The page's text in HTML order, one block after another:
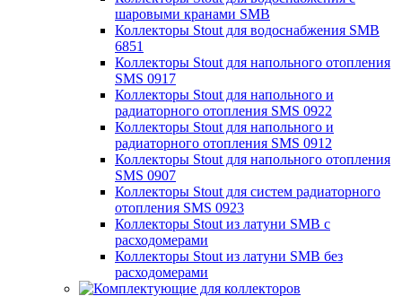
шаровыми кранами SMB
Коллекторы Stout для водоснабжения SMB
6851
Коллекторы Stout для напольного отопления
SMS 0917
Коллекторы Stout для напольного и
радиаторного отопления SMS 0922
Коллекторы Stout для напольного и
радиаторного отопления SMS 0912
Коллекторы Stout для напольного отопления
SMS 0907
Коллекторы Stout для систем радиаторного
отопления SMS 0923
Коллекторы Stout из латуни SMB с
расходомерами
Коллекторы Stout из латуни SMB без
расходомерами